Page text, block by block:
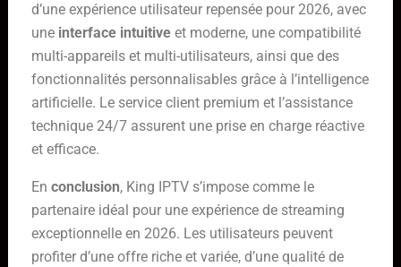
d’une expérience utilisateur repensée pour 2026, avec
une interface intuitiveet moderne, une compatibilité
multi-appareils et multi-utilisateurs, ainsi que des
fonctionnalités personnalisables grâce à l’intelligence
artificielle. Le service client premium et l’assistance
technique 24/7 assurent une prise en charge réactive
et efficace.
En conclusion, King IPTV s’impose comme le
partenaire idéal pour une expérience de streaming
exceptionnelle en 2026. Les utilisateurs peuvent
profiter d’une offre riche et variée, d’une qualité de